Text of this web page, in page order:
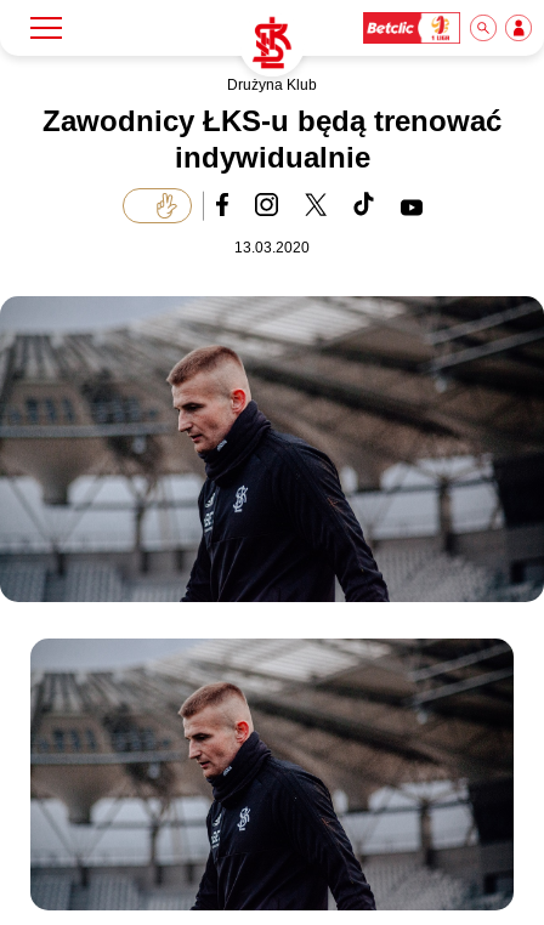
Klub
Akademia
Biznes
Dla mediów
Kibice
SKLEP KUP BILET
Drużyna Klub
Zawodnicy ŁKS-u będą trenować
indywidualnie
13.03.2020